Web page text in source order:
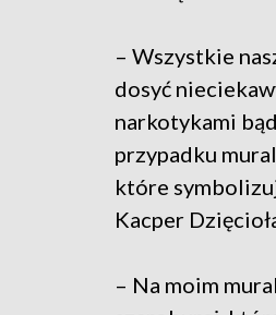
– Wszystkie
dosyć
narkotykami
przypadku
które
Kacper
– Na moim